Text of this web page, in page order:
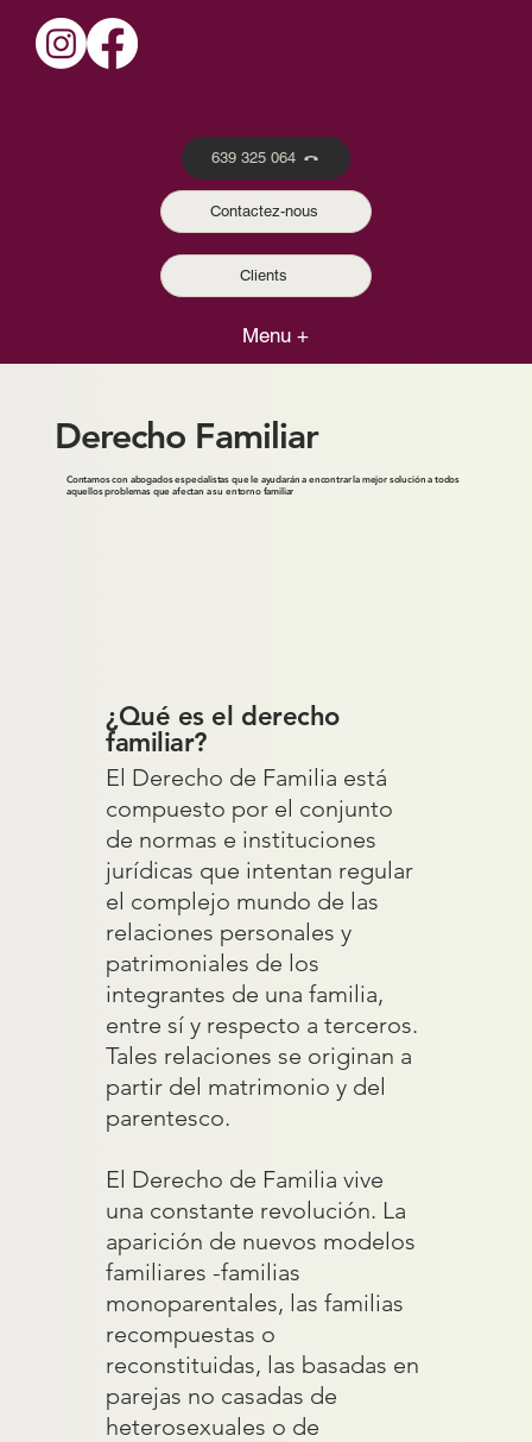
639 325 064
Contactez-nous
Clients
Menu +
Derecho Familiar
Contamos con abogados especialistas que le ayudarán a encontrar la mejor solución a todos
aquellos problemas que afectan a su entorno familiar
¿Qué es el derecho
familiar?
El Derecho de Familia está
compuesto por el conjunto
de normas e instituciones
jurídicas que intentan regular
el complejo mundo de las
relaciones personales y
patrimoniales de los
integrantes de una familia,
entre sí y respecto a terceros.
Tales relaciones se originan a
partir del matrimonio y del
parentesco.
El Derecho de Familia vive
una constante revolución. La
aparición de nuevos modelos
familiares -familias
monoparentales, las familias
recompuestas o
reconstituidas, las basadas en
parejas no casadas de
heterosexuales o de